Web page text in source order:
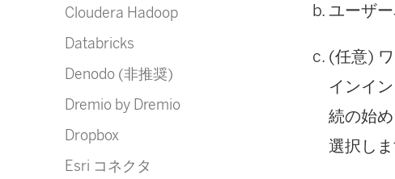
Cloudera Hadoop
Databricks
Denodo (非推奨)
Dremio by Dremio
Dropbox
Esri コネクタ
ユーザ
(任意)
インイ
続の始
選択し